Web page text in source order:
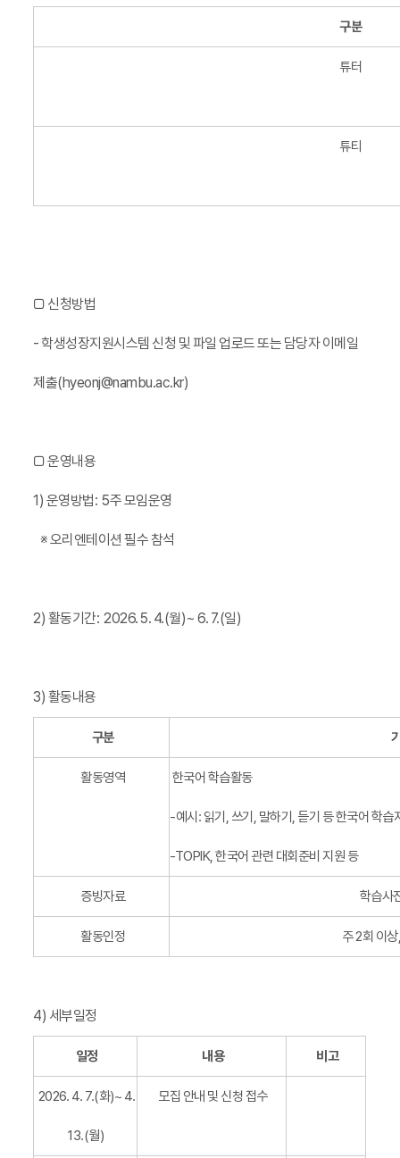
구분
튜터
튜티
□ 신청방법
- 학생성장지원시스템 신청 및 파일 업로드 또는 담당자 이메일
제출(hyeonj@nambu.ac.kr)
□ 운영내용
1) 운영방법: 5주 모임운영
※ 오리엔테이션 필수 참석
2) 활동기간:2026. 5. 4.(월)~ 6. 7.(일)
3) 활동내용
구분
활동영역 한국어 학습활동
-예시: 읽기, 쓰기, 말하기, 듣기 등 한국어 학습
-TOPIK, 한국어 관련 대회준비 지원 등
증빙자료 학습사
활동인정 주 2회 이
4) 세부일정
일정 내용 비고
2026. 4. 7.(화)~ 4.
13.(월)
모집 안내 및 신청 접수